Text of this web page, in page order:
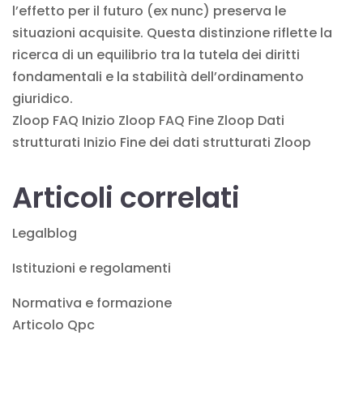
l’effetto per il futuro (ex nunc) preserva le
situazioni acquisite. Questa distinzione riflette la
ricerca di un equilibrio tra la tutela dei diritti
fondamentali e la stabilità dell’ordinamento
giuridico.
Zloop FAQ Inizio Zloop FAQ Fine Zloop Dati
strutturati Inizio Fine dei dati strutturati Zloop
Articoli correlati
Legalblog
Istituzioni e regolamenti
Normativa e formazione
Articolo Qpc